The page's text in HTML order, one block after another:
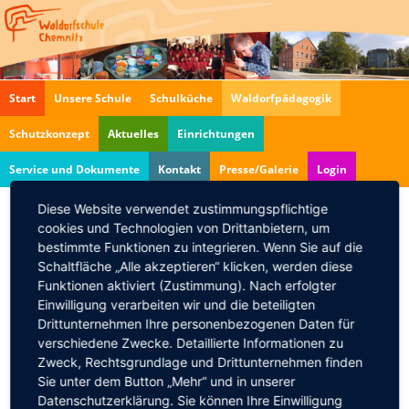
Start Unsere Schule Schulküche Waldorfpädagogik
Schutzkonzept Aktuelles Einrichtungen
Service und Dokumente Kontakt Presse/Galerie Login
Balladen-Nachmittag der 7.
Klasse
09.05.2018, 17:00
Liebe Eltern, Mitarbeiter und Interessierte,
die 7. Klasse lädt Sie herzlich zum diesjährigen
Balladen-Nachmittag in den Musiksaal der Schule
ein.
Diese Website verwendet zustimmungspflichtige
cookies und Technologien von Drittanbietern, um
bestimmte Funktionen zu integrieren. Wenn Sie auf die
Schaltfläche „Alle akzeptieren“ klicken, werden diese
Funktionen aktiviert (Zustimmung). Nach erfolgter
Einwilligung verarbeiten wir und die beteiligten
Drittunternehmen Ihre personenbezogenen Daten für
verschiedene Zwecke. Detaillierte Informationen zu
Zweck, Rechtsgrundlage und Drittunternehmen finden
Sie unter dem Button „Mehr“ und in unserer
Datenschutzerklärung. Sie können Ihre Einwilligung